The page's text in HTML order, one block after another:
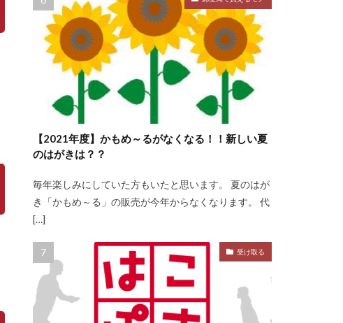
【2021年度】かもめ～るがなくなる！！新しい夏
のはがきは？？
毎年楽しみにしていた方もいたと思います。 夏のはが
き「かもめ～る」の販売が今年からなくなります。 代
[…]
受け取る